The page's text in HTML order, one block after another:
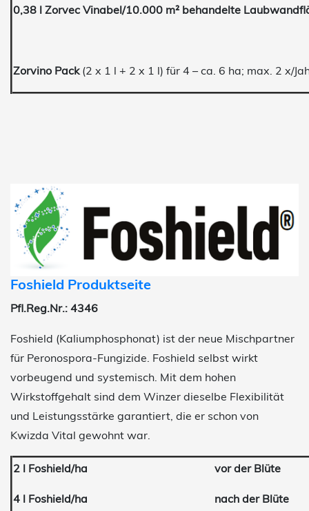
0,38 l Zorvec Vinabel/10.000 m² behandelte
Zorvino Pack(2 x 1 l + 2 x 1 l) für 4 – ca. 6 ha; max. 2 x/
Foshield Produktseite
Pfl.Reg.Nr.: 4346
Foshield (Kaliumphosphonat) ist der neue Mischpartner
für Peronospora-Fungizide. Foshield selbst wirkt
vorbeugend und systemisch. Mit dem hohen
Wirkstoffgehalt sind dem Winzer dieselbe Flexibilität
und Leistungsstärke garantiert, die er schon von
Kwizda Vital gewohnt war.
2 l Foshield/ha vor der Blüte
4 l Foshield/ha nach der Blüte